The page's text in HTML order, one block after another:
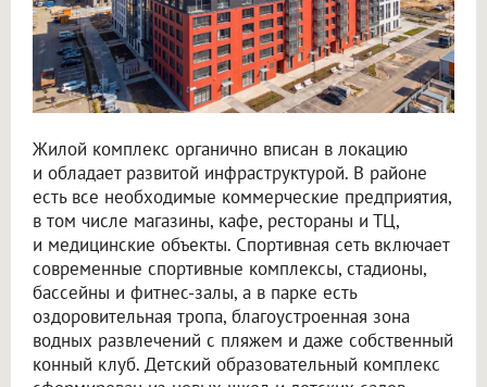
Жилой комплекс органично вписан в локацию
и обладает развитой инфраструктурой. В районе
есть все необходимые коммерческие предприятия,
в том числе магазины, кафе, рестораны и ТЦ,
и медицинские объекты. Спортивная сеть включает
современные спортивные комплексы, стадионы,
бассейны и фитнес-залы, а в парке есть
оздоровительная тропа, благоустроенная зона
водных развлечений с пляжем и даже собственный
конный клуб. Детский образовательный комплекс